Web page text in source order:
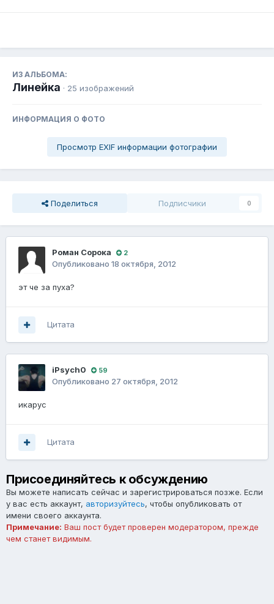
ИЗ АЛЬБОМА:
Линейка · 25 изображений
ИНФОРМАЦИЯ О ФОТО
Просмотр EXIF информации фотографии
Поделиться Подписчики 0
Роман Сорока 2
Опубликовано 18 октября, 2012
эт че за пуха?
Цитата
iPsych0 59
Опубликовано 27 октября, 2012
икарус
Цитата
Присоединяйтесь к обсуждению
Вы можете написать сейчас и зарегистрироваться позже. Если
у вас есть аккаунт, авторизуйтесь, чтобы опубликовать от
имени своего аккаунта.
Примечание: Ваш пост будет проверен модератором, прежде
чем станет видимым.